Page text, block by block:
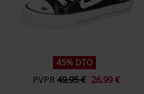
45% DTO
PVPR49,95 € 26,99 €